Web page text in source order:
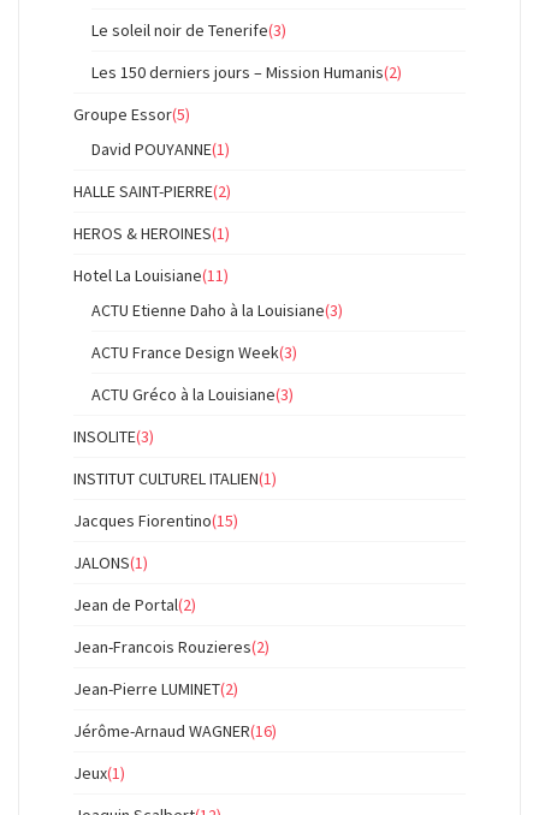
Le soleil noir de Tenerife(3)
Les 150 derniers jours – Mission Humanis(2)
Groupe Essor(5)
David POUYANNE(1)
HALLE SAINT-PIERRE(2)
HEROS & HEROINES(1)
Hotel La Louisiane(11)
ACTU Etienne Daho à la Louisiane(3)
ACTU France Design Week(3)
ACTU Gréco à la Louisiane(3)
INSOLITE(3)
INSTITUT CULTUREL ITALIEN(1)
Jacques Fiorentino(15)
JALONS(1)
Jean de Portal(2)
Jean-Francois Rouzieres(2)
Jean-Pierre LUMINET(2)
Jérôme-Arnaud WAGNER(16)
Jeux(1)